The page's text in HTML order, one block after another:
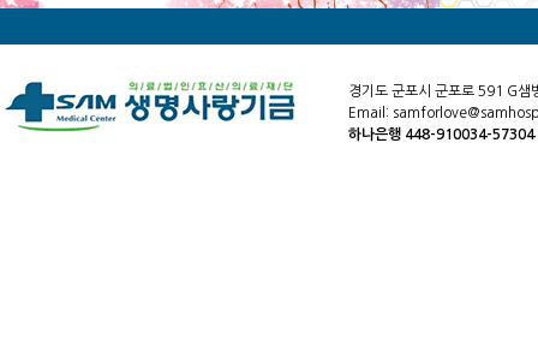
경기도 군포시 군포로 591 G샘
Email:
하나은행 448-910034-57304